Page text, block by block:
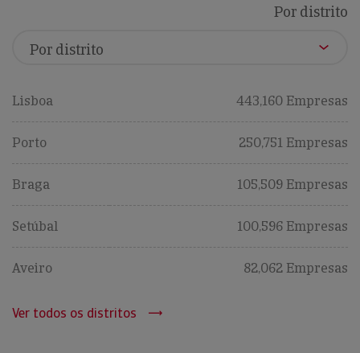
Por distrito
Lisboa 443,160 Empresas
Porto 250,751 Empresas
Braga 105,509 Empresas
Setúbal 100,596 Empresas
Aveiro 82,062 Empresas
Ver todos os distritos